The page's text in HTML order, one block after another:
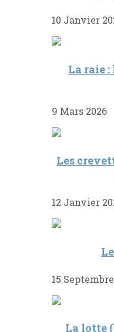
10 Janvier
La raie
9 Mars 2026
Les
12 Janvier
15
La lotte